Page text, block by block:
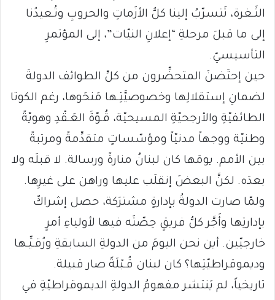
الثَـغرة، تَتسرّبُ إلينا كلُّ الأزَماتِ والحروبِ وتُـعيدُنا
إلى ما قبلَ مرحلةِ “إعلانِ النيّات”، إلى المؤتمرِ
التأسيسيّ.
حين إحتَضنَ المتحضِّرون من كلِّ الطوائف الدولةَ
لضمانِ إستقلالِها وخصوصيَّتِـها مَنحَوها، رغم الكوتا
الطائفيّةِ والأرجحيّةِ المسيحيّة، قُـوّةَ العَـقْدِ وهويّةً
وطنيّة ووجهاً مدنيّاً ومؤسّساتٍ متقدِّمةً ومرتبةً
بين الأمم. يومَها كان لبنانُ منارةً ورسالة. لا قبلَه ولا
بعدَه. لكنَّ البعضَ إنقلَب عليها وراهن على غيرِها.
ولمّا صارت الدولةُ بإدارةٍ مشترَكة، حصل إشراكٌ
بإدارتِها وأَجَّر كلُّ فريقٍ حِصّتَه فيها لأولياءِ أمرٍ
خارجيّين. أين نحن اليومَ من الدولةِ السابقةِ ورُقـيِّـها
وديموقراطيّتِها؟ كان لبنان قُـبْلَةً صار قبيلة.
تاريخياً، لم يَنتشر مفهومُ الدولةِ الديموقراطيّةِ في